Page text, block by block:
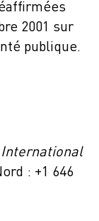
2001 sur
publique.
International
: +1 646